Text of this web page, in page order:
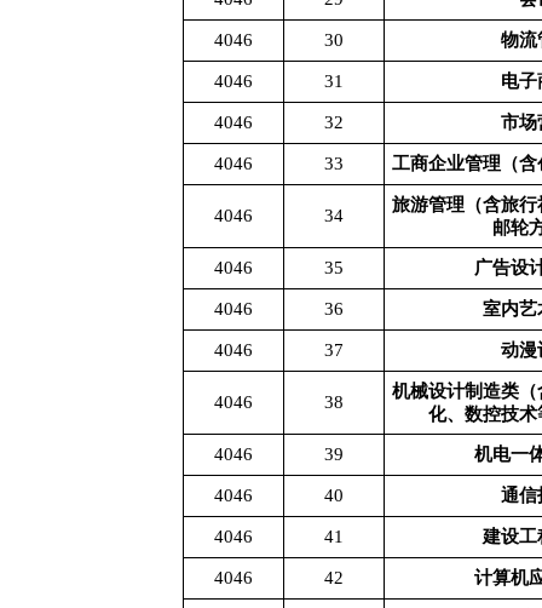
4046 30 物流
4046 31 电子
4046 32 市场
4046 33 工商企业管理（
4046 34
旅游管理（含旅
邮轮
4046 35 广告设
4046 36 室内艺
4046 37 动漫
4046 38
机械设计制造类
化、数控技
4046 39 机电一
4046 40 通信
4046 41 建设工
4046 42 计算机